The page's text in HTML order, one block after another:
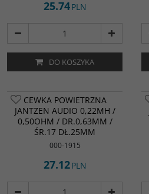
25.74PLN
DO KOSZYKA
CEWKA POWIETRZNA
JANTZEN AUDIO 0,22MH /
0,50OHM / DR.0,63MM /
ŚR.17 DŁ.25MM
000-1915
27.12PLN